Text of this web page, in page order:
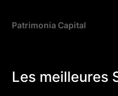
Patrimonia Capital
Les meilleures